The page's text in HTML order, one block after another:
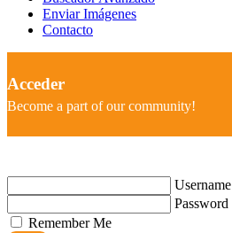
Enviar Imágenes
Contacto
Acceder
Become a part of our community!
Username
Password
Remember Me